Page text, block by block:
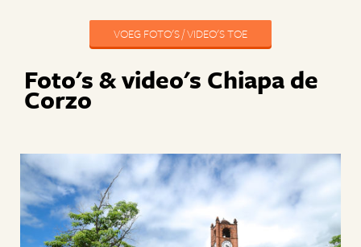
VOEG FOTO'S / VIDEO'S TOE
Foto's & video's Chiapa de
Corzo